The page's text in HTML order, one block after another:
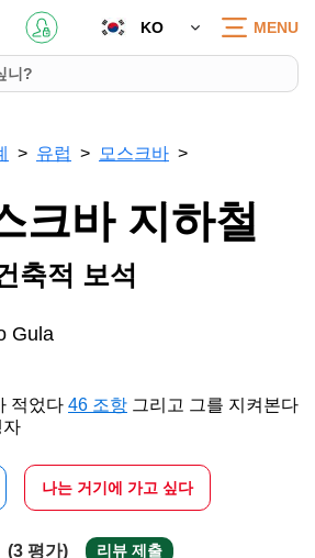
KO MENU
유럽 모스크바
크바 지하철
축적 보석
Gula
적었다 46 조항 그리고 그를 지켜본다
자
나는 거기에 가고 싶다
(3 평가) 리뷰 제출